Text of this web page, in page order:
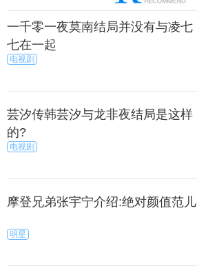
一千零一夜莫南结局并没有与凌七
七在一起
电视剧
芸汐传韩芸汐与龙非夜结局是这样
的?
电视剧
摩登兄弟张宇宁介绍:绝对颜值范儿
明星